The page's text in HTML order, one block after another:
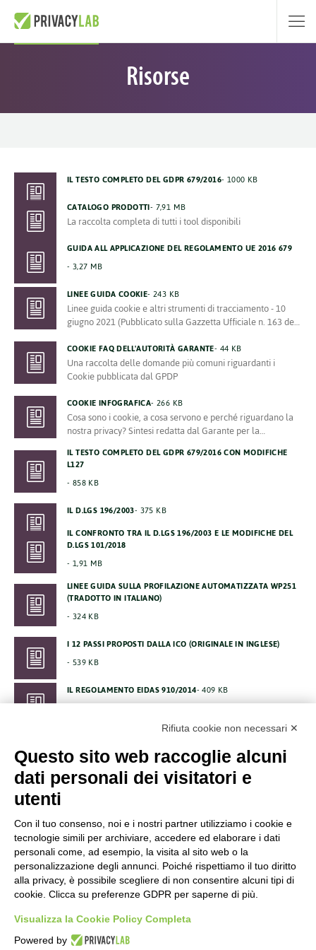
Risorse
IL TESTO COMPLETO DEL GDPR 679/2016 1000 KB
CATALOGO PRODOTTI 7,91 MB
La raccolta completa di tutti i tool disponibili
GUIDA ALL APPLICAZIONE DEL REGOLAMENTO UE 2016 679
3,27 MB
LINEE GUIDA COOKIE 243 KB
Linee guida cookie e altri strumenti di tracciamento - 10
giugno 2021 (Pubblicato sulla Gazzetta Ufficiale n. 163 del
COOKIE FAQ DELL'AUTORITÀ GARANTE 44 KB
Una raccolta delle domande più comuni riguardanti i
Cookie pubblicata dal GPDP
COOKIE INFOGRAFICA 266 KB
Cosa sono i cookie, a cosa servono e perché riguardano la
nostra privacy? Sintesi redatta dal Garante per la
IL TESTO COMPLETO DEL GDPR 679/2016 CON MODIFICHE
L127
858 KB
IL D.LGS 196/2003 375 KB
IL CONFRONTO TRA IL D.LGS 196/2003 E LE MODIFICHE DEL
D.LGS 101/2018
1,91 MB
LINEE GUIDA SULLA PROFILAZIONE AUTOMATIZZATA WP251
(TRADOTTO IN ITALIANO)
324 KB
I 12 PASSI PROPOSTI DALLA ICO (ORIGINALE IN INGLESE)
539 KB
IL REGOLAMENTO EIDAS 910/2014 409 KB
MODELLO ORGANIZZATIVO PRIVACYLAB 624 KB
Società soggetta alla Direzione
e Coordinamento di Tinexta
S.p.A.
CORPORATE
Certificazioni
Informativa Sulla Privacy
Rifiuta cookie non necessari ✕
Questo sito web raccoglie alcuni
dati personali dei visitatori e
utenti
Con il tuo consenso, noi e i nostri partner utilizziamo i cookie e
tecnologie simili per archiviare, accedere ed elaborare i dati
personali come, ad esempio, la visita al sito web o la
personalizzazione degli annunci. Poiché rispettiamo il tuo diritto
alla privacy, è possibile scegliere di non consentire alcuni tipi di
cookie. Clicca su preferenze GDPR per saperne di più.
Visualizza la Cookie Policy Completa
Powered by